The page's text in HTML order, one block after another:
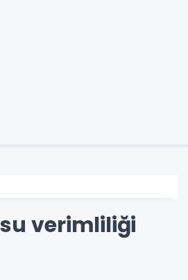
su verimliliği